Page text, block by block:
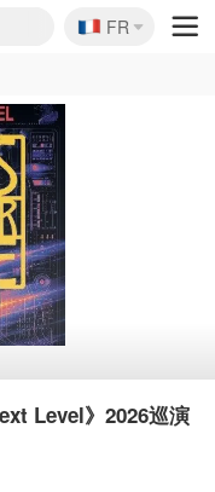
🇫🇷
FR
Level》2026巡演